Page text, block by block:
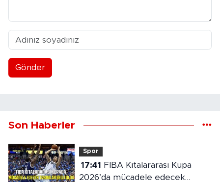
Gönder
Son Haberler
Spor
17:41
2026’da mücadele edecek